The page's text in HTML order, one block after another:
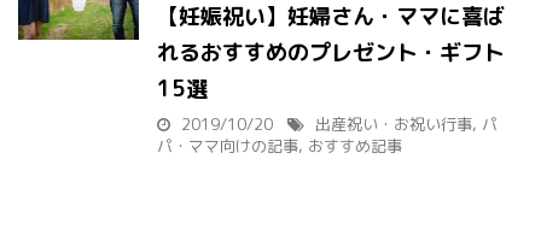
【妊娠祝い】妊婦さん・ママに喜ば
れるおすすめのプレゼント・ギフト
15選
2019/10/20 出産祝い・お祝い行事, パ
パ・ママ向けの記事, おすすめ記事